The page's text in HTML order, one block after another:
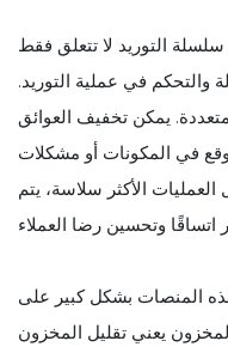
التوريد لا تتعلق فقط
والتحكم في عملية التوريد.
يمكن تخفيف العوائق
في المكونات أو مشكلات
الأكثر سلاسة، يتم
المنصات بشكل كبير على
يعني تقليل المخزون